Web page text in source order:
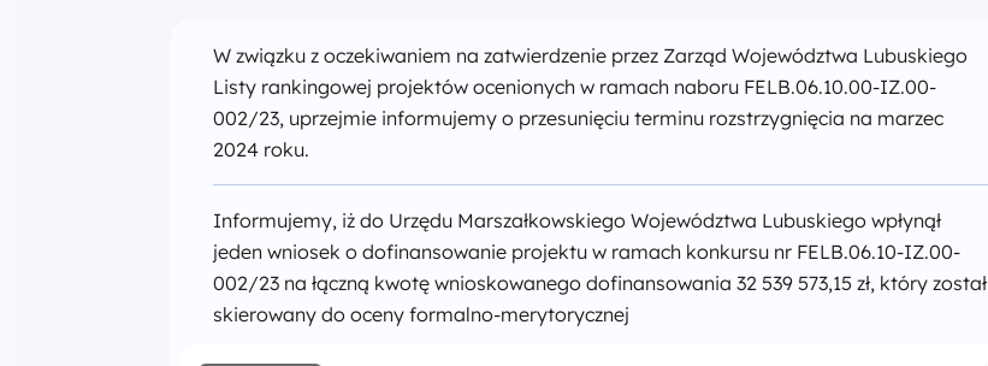
W związku z oczekiwaniem na zatwierdzenie przez Zarząd Województwa Lubuskiego
Listy rankingowej projektów ocenionych w ramach naboru FELB.06.10.00-IZ.00-
002/23, uprzejmie informujemy o przesunięciu terminu rozstrzygnięcia na marzec
2024 roku.
Informujemy, iż do Urzędu Marszałkowskiego Województwa Lubuskiego wpłynął
jeden wniosek o dofinansowanie projektu w ramach konkursu nr FELB.06.10-IZ.00-
002/23 na łączną kwotę wnioskowanego dofinansowania 32 539 573,15 zł, który został
skierowany do oceny formalno-merytorycznej